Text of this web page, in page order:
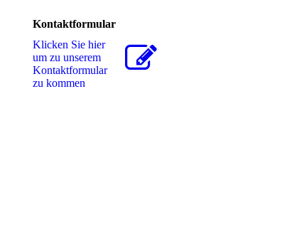
Kontaktformular
Klicken Sie hier
um zu unserem
Kon­takt­for­mu­lar
zu kommen